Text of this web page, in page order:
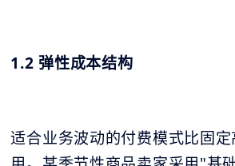
1.2 弹性成本结构
适合业务波动的付费模式比固